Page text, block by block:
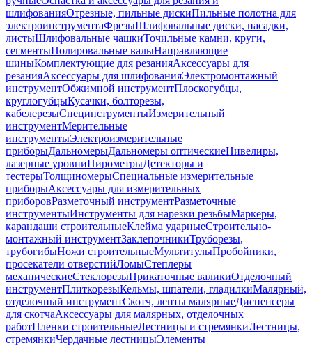
шлифованияОтрезные, пильные дискиПильные полотна для
электроинструментаФрезыШлифовальные диски, насадки,
листыШлифовальные чашкиТочильные камни, круги,
сегментыПолировальные валыНаправляющие
шиныКомплектующие для резанияАксессуары для
резанияАксессуары для шлифованияЭлектромонтажный
инструментОбжимной инструментПлоскогубцы,
круглогубцыКусачки, болторезы,
кабелерезыСпецинструментыИзмерительный
инструментМерительные
инструментыЭлектроизмерительные
приборыДальномерыДальномеры оптическиеНивелиры,
лазерные уровниПирометрыДетекторы и
тестерыТолщиномерыСпециальные измерительные
приборыАксессуары для измерительных
приборовРазметочный инструментРазметочные
инструментыИнструменты для нарезки резьбыМаркеры,
карандаши строительныеКлейма ударныеСтроительно-
монтажный инструментЗаклепочникиТруборезы,
трубогибыНожи строительныеМультитулыПробойники,
просекатели отверстийЛомыСтеплеры
механическиеСтеклорезыПрикаточные валикиОтделочный
инструментПлиткорезыКельмы, шпатели, гладилкиМалярный,
отделочный инструментСкотч, ленты малярныеДиспенсеры
для скотчаАксессуары для малярных, отделочных
работПленки строительныеЛестницы и стремянкиЛестницы,
стремянкиЧердачные лестницыЭлементы